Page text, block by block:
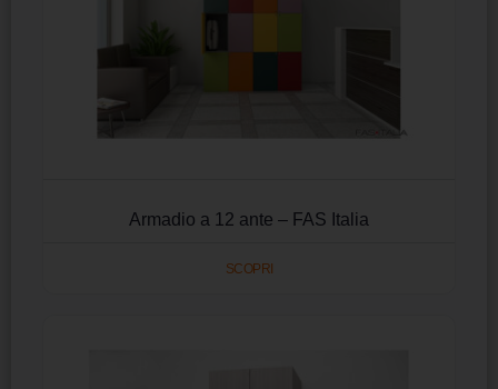
Armadio a 12 ante – FAS Italia
SCOPRI